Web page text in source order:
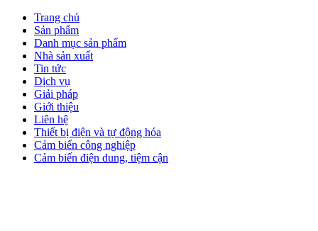
Trang chủ
Sản phẩm
Danh mục sản phẩm
Nhà sản xuất
Tin tức
Dịch vụ
Giải pháp
Giới thiệu
Liên hệ
Thiết bị điện và tự động hóa
Cảm biến công nghiệp
Cảm biến điện dung, tiệm cận